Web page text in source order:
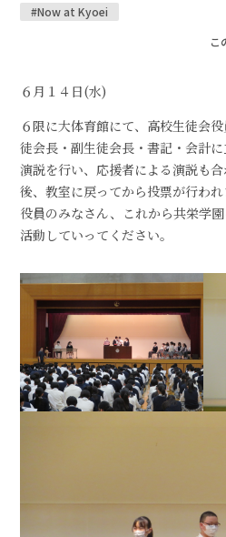
#Now at Kyoei
こ
６月１４日(水)
６限に大体育館にて、高校生徒会
徒会長・副生徒会長・書記・会計
演説を行い、応援者による演説も
後、教室に戻ってから投票が行わ
役員のみなさん、これから共栄学
活動していってください。